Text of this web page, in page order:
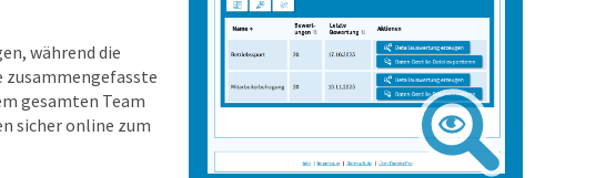
während die
gesamten Team
sicher online zum